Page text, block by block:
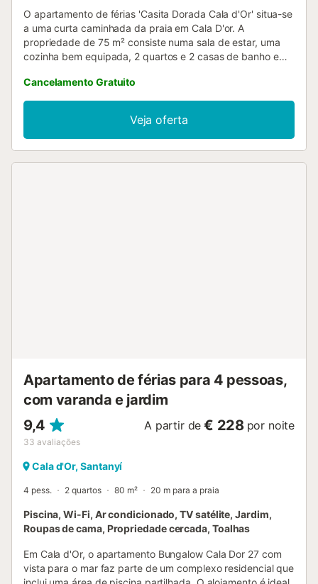
O apartamento de férias 'Casita Dorada Cala d'Or' situa-se
a uma curta caminhada da praia em Cala D'or. A
propriedade de 75 m² consiste numa sala de estar, uma
cozinha bem equipada, 2 quartos e 2 casas de banho e
incluem Wi-Fi de alta velocidade, ar condicionado, uma
máquina de lavar roupa, uma máquina de lavar louça, uma
máquina de café e uma TV. Os hóspedes do apartamento
têm acesso a uma área exterior privada com uma varanda.
Além disso, há uma área exterior partilhada com piscina,
Cancelamento Gratuito
Veja oferta
Apartamento de férias para 4 pessoas,
com varanda e jardim
9,4
33 avaliações
A partir de € 228 por noite
Cala d'Or, Santanyí
4 pess. 2 quartos 80 m² 20 m para a praia
Piscina, Wi-Fi, Ar condicionado, TV satélite, Jardim,
Roupas de cama, Propriedade cercada, Toalhas
Em Cala d'Or, o apartamento Bungalow Cala Dor 27 com
vista para o mar faz parte de um complexo residencial que